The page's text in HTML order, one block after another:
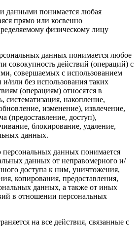
данными понимается любая
прямо или косвенно
физическому лицу
данных понимается любое
совокупность действий (операций) с
совершаемых с использованием
и/или без использования таких
(операциям) относятся в
систематизация, накопление,
изменение), извлечение,
(предоставление, доступ),
блокирование, удаление,
данных.
персональных данных понимается
данных от неправомерного и/
доступа к ним, уничтожения,
копирования, предоставления,
данных, а также от иных
в отношении персональных
на все действия, связанные с